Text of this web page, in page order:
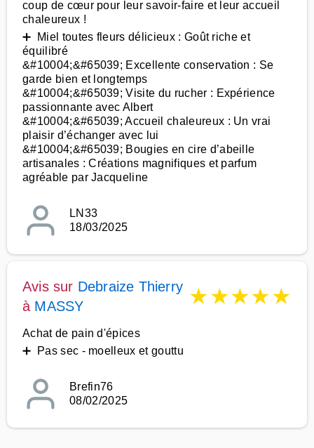
coup de cœur pour leur savoir-faire et leur accueil
chaleureux !
➕ Miel toutes fleurs délicieux : Goût riche et
équilibré
&#10004;&#65039; Excellente conservation : Se
garde bien et longtemps
&#10004;&#65039; Visite du rucher : Expérience
passionnante avec Albert
&#10004;&#65039; Accueil chaleureux : Un vrai
plaisir d’échanger avec lui
&#10004;&#65039; Bougies en cire d’abeille
artisanales : Créations magnifiques et parfum
agréable par Jacqueline
LN33
18/03/2025
Avis sur Debraize Thierry
à MASSY ★★★★★
Achat de pain d'épices
➕ Pas sec - moelleux et gouttu
Brefin76
08/02/2025